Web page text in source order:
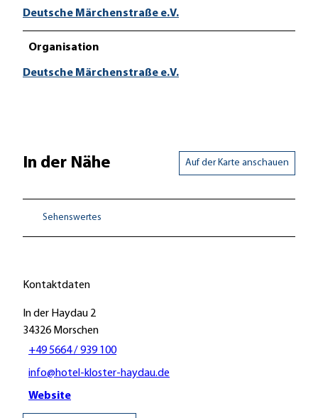
Deutsche Märchenstraße e.V.
Organisation
Deutsche Märchenstraße e.V.
In der Nähe Auf der Karte anschauen
Sehenswertes
Kontaktdaten
In der Haydau 2
34326 Morschen
+49 5664 / 939 100
info@hotel-kloster-haydau.de
Website